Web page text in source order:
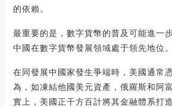
的依賴。
最重要的是，數字貨幣的普及可能進一
中國在數字貨幣發展領域處于領先地位。
在同發展中國家發生爭端時，美國通常
為，如凍結他國美元資產，俄羅斯和阿
實上，美國正千方百計將其金融體系打